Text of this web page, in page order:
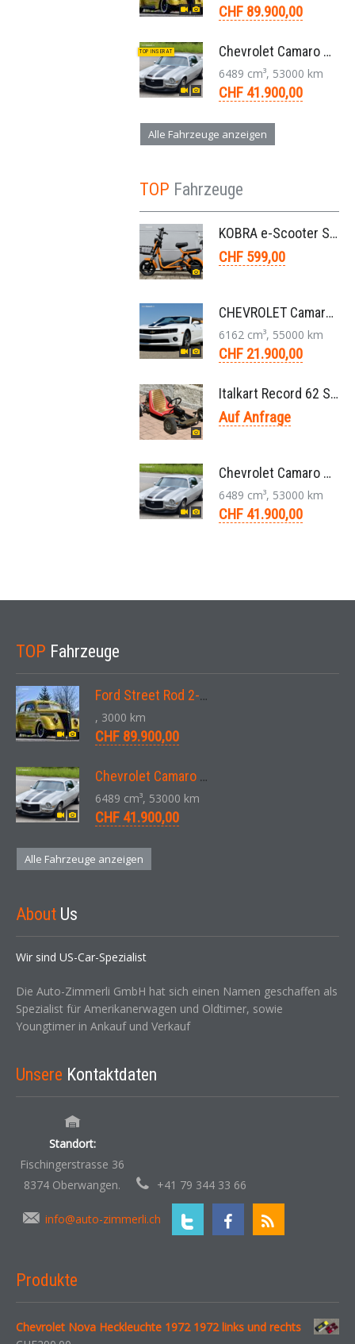
CHF 89.900,00
TOP INSERAT Chevrolet Camaro SS 396 LS3 Coupe Aut. 1971
6489 cm³, 53000 km
CHF 41.900,00
Alle Fahrzeuge anzeigen
TOP Fahrzeuge
KOBRA e-Scooter SG G60 240 Watt
CHF 599,00
CHEVROLET Camaro 2SS RS 6,2L V8 Cabriolet Aut. 2011
6162 cm³, 55000 km
CHF 21.900,00
Italkart Record 62 Sidewinder 1961 Rennkart, Parilla V11 Thunderbolt Motor
Auf Anfrage
Chevrolet Camaro SS 396 LS3 Coupe Aut. 1971
6489 cm³, 53000 km
CHF 41.900,00
TOP Fahrzeuge
Ford Street Rod 2-Door V8 Aut. 1937
, 3000 km
CHF 89.900,00
Chevrolet Camaro SS 396 LS3 Coupe Aut. 1971
6489 cm³, 53000 km
CHF 41.900,00
Alle Fahrzeuge anzeigen
About Us
Wir sind US-Car-Spezialist
Die Auto-Zimmerli GmbH hat sich einen Namen geschaffen als
Spezialist für Amerikanerwagen und Oldtimer, sowie
Youngtimer in Ankauf und Verkauf
Unsere Kontaktdaten
Standort:
Fischingerstrasse 36
8374 Oberwangen.
+41 79 344 33 66
info@auto-zimmerli.ch
Produkte
Chevrolet Nova Heckleuchte 1972 1972 links und rechts